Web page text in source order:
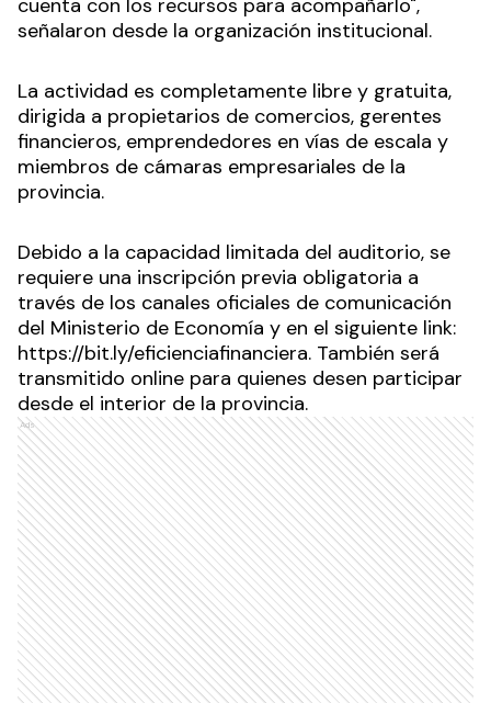
cuenta con los recursos para acompañarlo",
señalaron desde la organización institucional.
La actividad es completamente libre y gratuita,
dirigida a propietarios de comercios, gerentes
financieros, emprendedores en vías de escala y
miembros de cámaras empresariales de la
provincia.
Debido a la capacidad limitada del auditorio, se
requiere una inscripción previa obligatoria a
través de los canales oficiales de comunicación
del Ministerio de Economía y en el siguiente link:
https://bit.ly/eficienciafinanciera. También será
transmitido online para quienes desen participar
desde el interior de la provincia.
Ads